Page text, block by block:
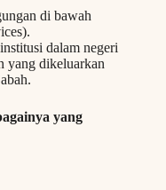
di bawah
dalam negeri
yang dikeluarkan
yang